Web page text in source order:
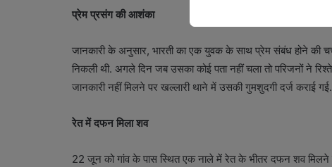
प्रेम प्रसंग की आशंका
जानकारी के अनुसार, भारती का एक युवक के साथ प्रेम संबंध होने की
निकली थी. अगले दिन जब उसका कोई पता नहीं चला तो परिजनों ने
जानकारी नहीं मिलने पर खल्लारी थाने में उसकी गुमशुदगी दर्ज कराई गई.
रेत में दफन मिला शव
22 जून को गांव के पास स्थित एक नाले में रेत के भीतर दफन शव मिलने